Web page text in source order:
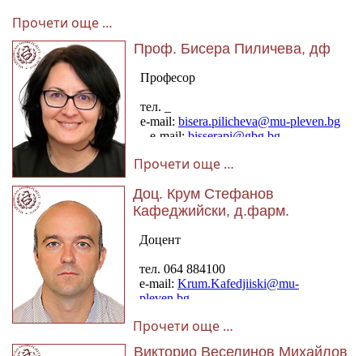
Прочети още …
Проф. Бисера Пиличева, дф
Прочети още …
Доц. Крум Стефанов
Кафеджийски, д.фарм.
Прочети още …
Викторио Веселинов Михайлов